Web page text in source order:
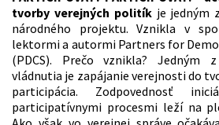
tvorby verejných politíkje jedným
národného projektu. Vznikla v
lektormi a autormi Partners for
(PDCS). Prečo vznikla? Jedným
vládnutia je zapájanie verejnosti do
participácia. Zodpovednosť
participatívnymi procesmi leží na